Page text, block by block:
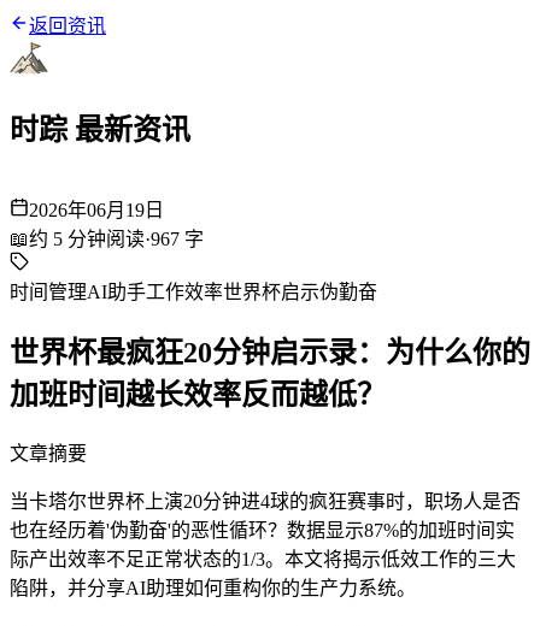
返回资讯
时踪 最新资讯
2026年06月19日
📖约 5 分钟阅读·967 字
时间管理AI助手工作效率世界杯启示伪勤奋
世界杯最疯狂20分钟启示录：为什么你的
加班时间越长效率反而越低？
文章摘要
当卡塔尔世界杯上演20分钟进4球的疯狂赛事时，职场人是否
也在经历着'伪勤奋'的恶性循环？数据显示87%的加班时间实
际产出效率不足正常状态的1/3。本文将揭示低效工作的三大
陷阱，并分享AI助理如何重构你的生产力系统。